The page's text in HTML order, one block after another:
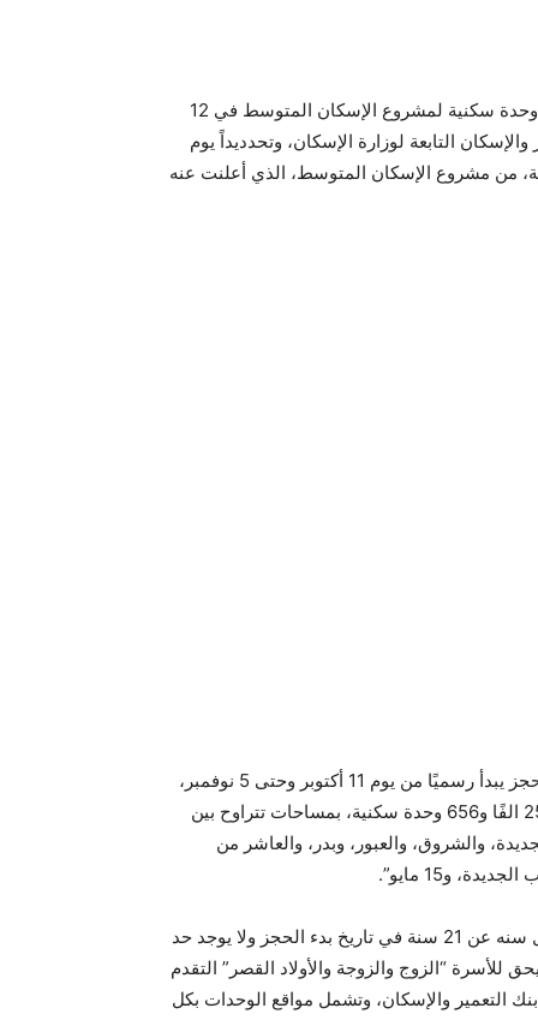
موجز مصر – ننشر لكم اماكن بيع كراسات شروط حجز 25 الف وحدة سكنية لمشروع الإسكان المتوسط في 12
التابعة لوزارة الإسكان، وتحدديداً يوم
من مشروع الإسكان المتوسط، الذي أعلنت عنه
حيث أكد قبل ايام وزير الاسكان الدكتور مصطفى مدبولي، أن الحجز يبدأ رسميًا من يوم 11 أكتوبر وحتى 5 نوفمبر،
مع تلقى مقدمات الحجز، مشيرا إلى أن المرحلة الثانية تتضمن 25 الفًا و656 وحدة سكنية، بمساحات تتراوح بين
والقاهرة الجديدة، والشروق، والعبور، وبدر، والعاشر من
و15 مايو”.
تتمثل شروط الحجز في أن يكون المتقدم للحجز مصريا، وألا يقل سنه عن 21 سنة في تاريخ بدء الحجز ولا يوجد حد
“الزوج والزوجة والأولاد القصر” التقدم
التعمير والإسكان، وتشمل مواقع الوحدات بكل